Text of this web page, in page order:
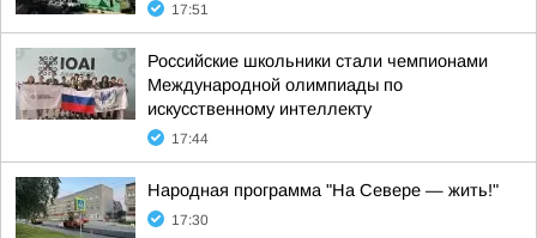
17:51
Российские школьники стали чемпионами
Международной олимпиады по
искусственному интеллекту
17:44
Народная программа "На Севере — жить!"
17:30